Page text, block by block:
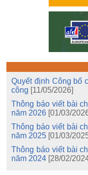
Quyết định Công bố
công [11/05/2026]
Thông báo viết bài
năm 2026 [01/03/
Thông báo viết bài
năm 2025 [01/03/
Thông báo viết bài
năm 2024 [28/02/